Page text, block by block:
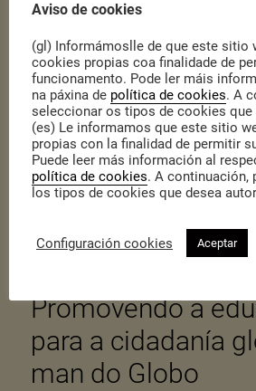
Promovendo a
para a cidadanía
man do Globo
Aviso de cookies
(gl) Informámoslle de que este sitio
cookies propias coa finalidade de
funcionamento. Pode ler máis
na páxina de política de cookies. A
seleccionar os tipos de cookies que
(es) Le informamos que este sitio
propias con la finalidad de permitir
Puede leer más información al
política de cookies. A continuación,
los tipos de cookies que desea
Configuración cookies Aceptar